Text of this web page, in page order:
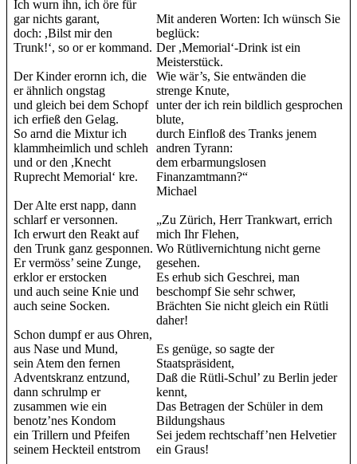
Ich wurn ihn, ich öre für
gar nichts garant,
doch: ,Bilst mir den
Trunk!‘, so or er kommand.
Der Kinder erornn ich, die
er ähnlich ongstag
und gleich bei dem Schopf
ich erfieß den Gelag.
So arnd die Mixtur ich
klammheimlich und schleh
und or den ,Knecht
Ruprecht Memorial‘ kre.
Der Alte erst napp, dann
schlarf er versonnen.
Ich erwurt den Reakt auf
den Trunk ganz gesponnen.
Er vermöss’ seine Zunge,
erklor er erstocken
und auch seine Knie und
auch seine Socken.
Schon dumpf er aus Ohren,
aus Nase und Mund,
sein Atem den fernen
Adventskranz entzund,
dann schrulmp er
zusammen wie ein
benotz’nes Kondom
ein Trillern und Pfeifen
seinem Heckteil entstrom
Mit anderen Worten: Ich wünsch Sie
beglück:
Der ,Memorial‘-Drink ist ein
Meisterstück.
Wie wär’s, Sie entwänden die
strenge Knute,
unter der ich rein bildlich gesprochen
blute,
durch Einfloß des Tranks jenem
andren Tyrann:
dem erbarmungslosen
Finanzamtmann?“
Michael
„Zu Zürich, Herr Trankwart, errich
mich Ihr Flehen,
Wo Rütlivernichtung nicht gerne
gesehen.
Es erhub sich Geschrei, man
beschompf Sie sehr schwer,
Brächten Sie nicht gleich ein Rütli
daher!
Es genüge, so sagte der
Staatspräsident,
Daß die Rütli-Schul’ zu Berlin jeder
kennt,
Das Betragen der Schüler in dem
Bildungshaus
Sei jedem rechtschaff’nen Helvetier
ein Graus!